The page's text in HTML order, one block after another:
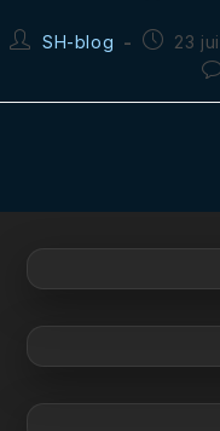
PostSH-blog
Post23